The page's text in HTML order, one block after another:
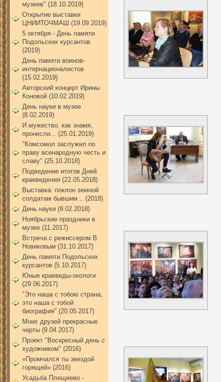
музеев" (18.10.2019)
Открытие выставки
ЦНИИТОЧМАШ (19.09.2019)
5 октября - День памяти
Подольских курсантов
(2019)
День памяти воинов-
интернационалистов
(15.02.2019)
Авторский концерт Ирины
Коновой (10.02.2019)
День науки в музее
(8.02.2019)
И мужество, как знамя,
пронесли... (25.01.2019)
"Комсомол заслужил по
праву всенародную честь и
славу" (25.10.2018)
Подведение итогов Дней
краеведения (22.05.2018)
Выставка: поклон земной
солдатам бывшим... (2018)
День науки (8.02.2018)
Ноябрьские праздники в
музее (11.2017)
Встреча с режиссером В.
Новиковым (31.10.2017)
День памяти Подольских
курсантов (5.10.2017)
Юные краеведы-экологи
(29.06.2017)
"Это наша с тобою страна,
это наша с тобой
биография" (20.05.2017)
Моих друзей прекрасные
черты (9.04.2017)
Проект "Воскресный день с
художником" (2016)
«Промчался ты звездой
горящей» (2016)
Усадьба Плещеево -